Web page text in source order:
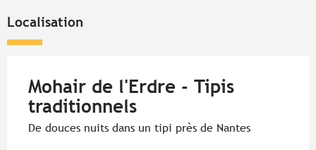
Localisation
Mohair de l'Erdre - Tipis
traditionnels
De douces nuits dans un tipi près de Nantes